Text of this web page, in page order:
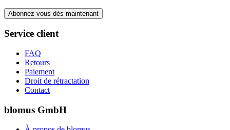
Abonnez-vous dès maintenant
Service client
FAQ
Retours
Paiement
Droit de rétractation
Contact
blomus GmbH